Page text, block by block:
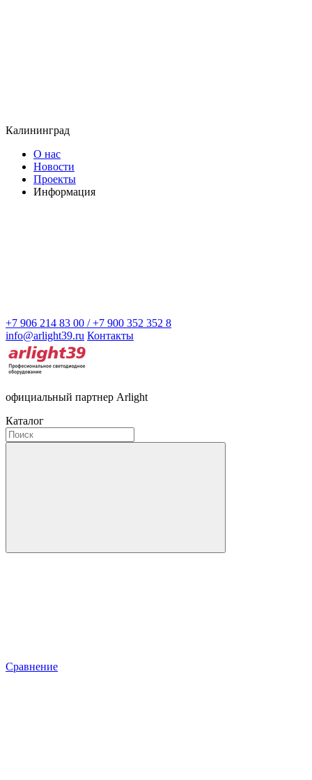
Калининград
О нас
Новости
Проекты
Информация
+7 906 214 83 00 / +7 900 352 352 8
info@arlight39.ru Контакты
официальный партнер Arlight
Каталог
Сравнение